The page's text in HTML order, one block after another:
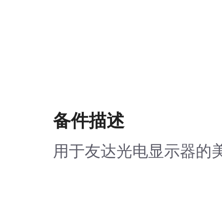
备件描述
用于友达光电显示器的